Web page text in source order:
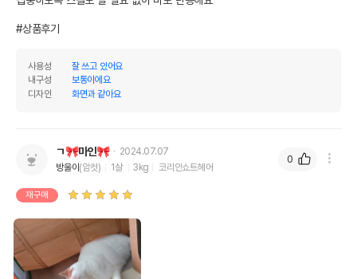
#상품후기
사용성
잘 쓰고 있어요
내구성
보통이에요
디자인
화면과 같아요
ㄱ🎀마인🎀
2024.07.07
방울이(암컷) 1살 3kg 코리안쇼트헤어
재구매
0